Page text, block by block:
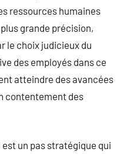
ressources humaines
grande précision,
le choix judicieux du
des employés dans ce
atteindre des avancées
contentement des
est un pas stratégique qui